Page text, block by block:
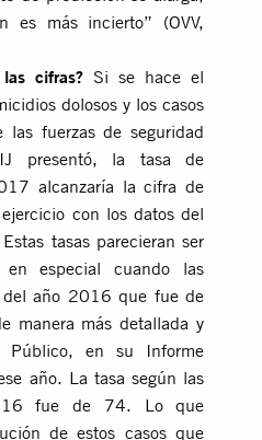
es más incierto” (OVV,
cifras? Si se hace el
dolosos y los casos
fuerzas de seguridad
presentó, la tasa de
alcanzaría la cifra de
con los datos del
tasas parecieran ser
en especial cuando las
del año 2016 que fue de
manera más detallada y
Público, en su Informe
año. La tasa según las
fue de 74. Lo que
de estos casos que